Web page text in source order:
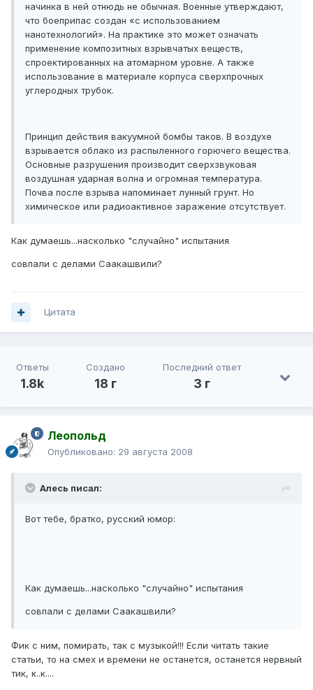
начинка в ней отнюдь не обычная. Военные утверждают,
что боеприпас создан «с использованием
нанотехнологий». На практике это может означать
применение композитных взрывчатых веществ,
спроектированных на атомарном уровне. А также
использование в материале корпуса сверхпрочных
углеродных трубок.
Принцип действия вакуумной бомбы таков. В воздухе
взрывается облако из распыленного горючего вещества.
Основные разрушения производит сверхзвуковая
воздушная ударная волна и огромная температура.
Почва после взрыва напоминает лунный грунт. Но
химическое или радиоактивное заражение отсутствует.
Как думаешь...насколько "случайно" испытания
совпали с делами Саакашвили?
Цитата
Ответы
1.8k
Создано
18 г
Последний ответ
3 г
Леопольд
Опубликовано: 29 августа 2008
Алесь писал:
Вот тебе, братко, русский юмор:
Как думаешь...насколько "случайно" испытания
совпали с делами Саакашвили?
Фик с ним, помирать, так с музыкой!!! Если читать такие
статьи, то на смех и времени не останется, останется нервный
тик, к..к....